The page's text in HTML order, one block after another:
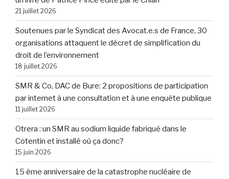
21 juillet 2026
Soutenues par le Syndicat des Avocat.e.s de France, 30
organisations attaquent le décret de simplification du
droit de l’environnement
18 juillet 2026
SMR & Co, DAC de Bure: 2 propositions de participation
par internet à une consultation et à une enquête publique
11 juillet 2026
Otrera : un SMR au sodium liquide fabriqué dans le
Cotentin et installé où ça donc?
15 juin 2026
15 ème anniversaire de la catastrophe nucléaire de